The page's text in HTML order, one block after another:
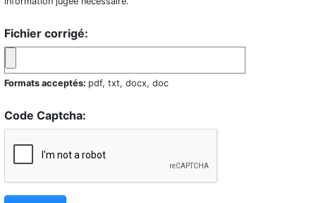
Fichier corrigé:
Formats acceptés: pdf, txt, docx, doc
Code Captcha: